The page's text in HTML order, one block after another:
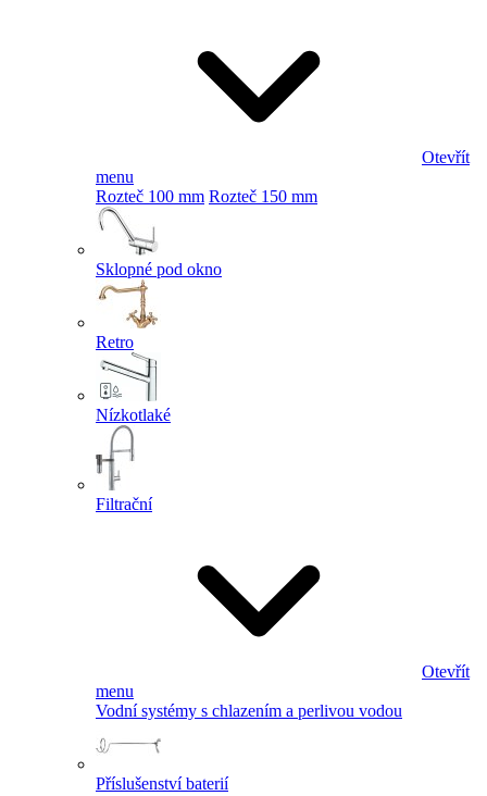
Otevřít
menu
Rozteč 100 mm Rozteč 150 mm
Sklopné pod okno
Retro
Nízkotlaké
Filtrační
Otevřít
menu
Vodní systémy s chlazením a perlivou vodou
Příslušenství baterií